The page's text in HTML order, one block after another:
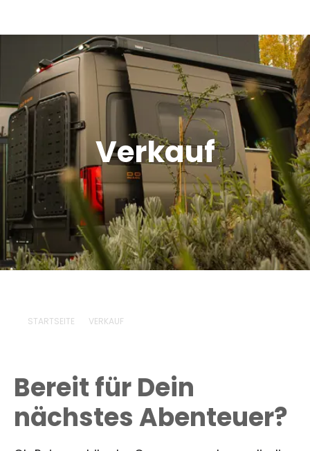
Verkauf
Offroad Area
Dometic Service Provider
Werkstatt
Über uns
Verkauf
STARTSEITE VERKAUF
Bereit für Dein
nächstes Abenteuer?